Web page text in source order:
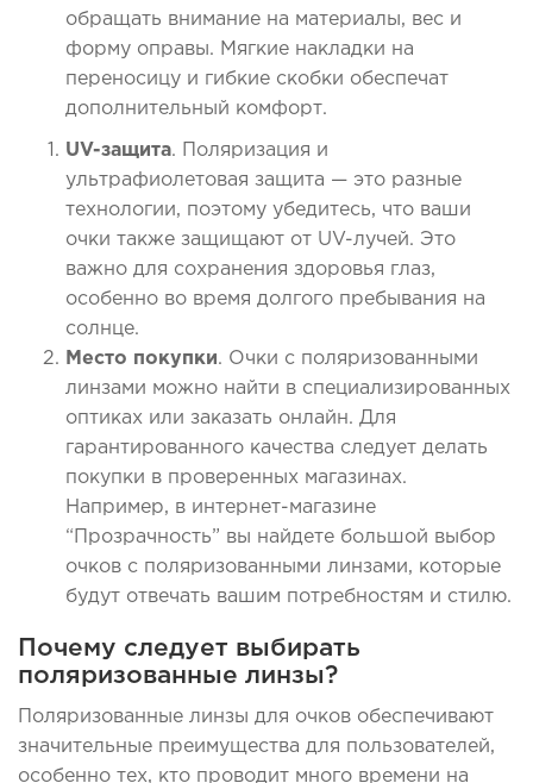
обращать внимание на материалы, вес и
форму оправы. Мягкие накладки на
переносицу и гибкие скобки обеспечат
дополнительный комфорт.
UV-защита. Поляризация и
ультрафиолетовая защита — это разные
технологии, поэтому убедитесь, что ваши
очки также защищают от UV-лучей. Это
важно для сохранения здоровья глаз,
особенно во время долгого пребывания на
солнце.
Место покупки. Очки с поляризованными
линзами можно найти в специализированных
оптиках или заказать онлайн. Для
гарантированного качества следует делать
покупки в проверенных магазинах.
Например, в интернет-магазине
“Прозрачность” вы найдете большой выбор
очков с поляризованными линзами, которые
будут отвечать вашим потребностям и стилю.
Почему следует выбирать
поляризованные линзы?
Поляризованные линзы для очков обеспечивают
значительные преимущества для пользователей,
особенно тех, кто проводит много времени на